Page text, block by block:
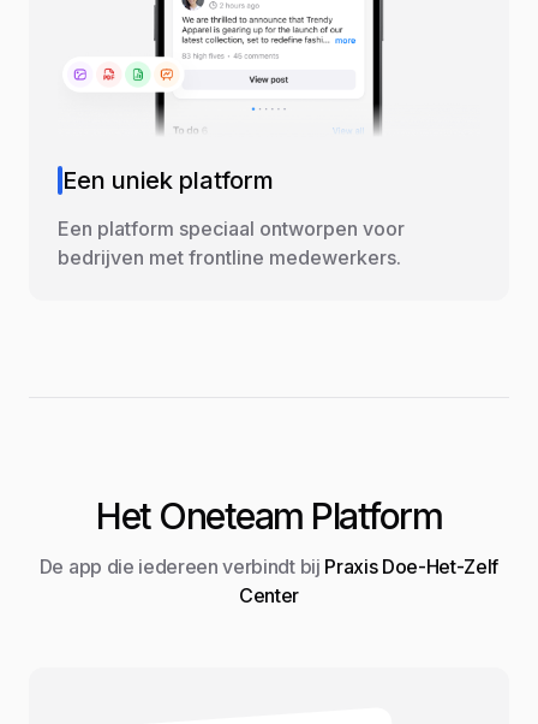
Een uniek platform
Een platform speciaal ontworpen voor
bedrijven met frontline medewerkers.
Het Oneteam Platform
De app die iedereen verbindt bij Praxis Doe-Het-Zelf
Center